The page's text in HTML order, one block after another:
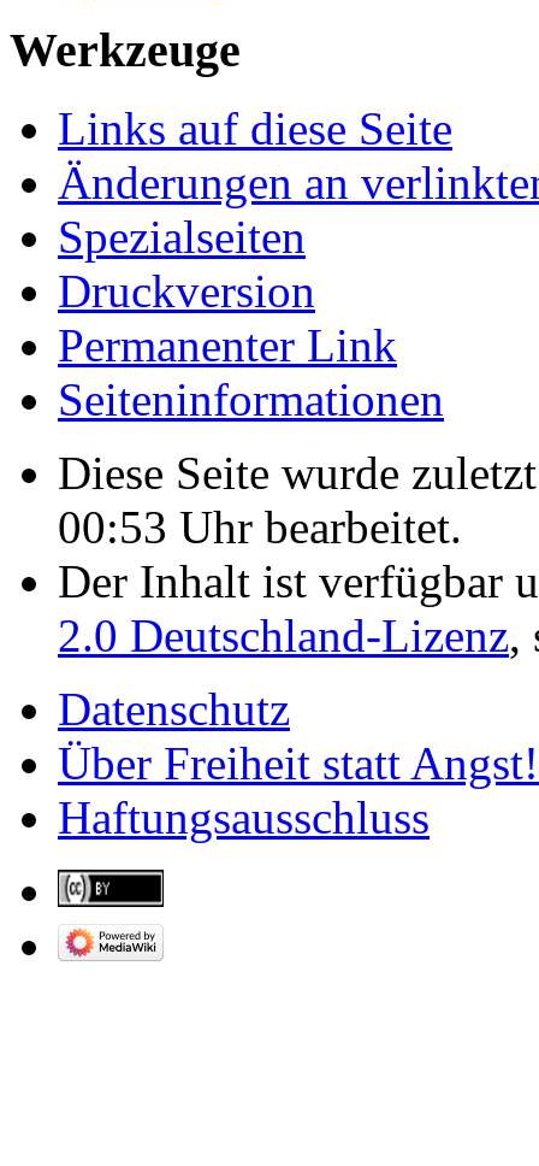
Werkzeuge
Links auf diese Seite
Änderungen an
Spezialseiten
Druckversion
Permanenter Link
Seiten­­informationen
Diese Seite wurde
00:53 Uhr bearbeitet.
Der Inhalt ist verfügbar
2.0 Deutschland-Lizenz,
Datenschutz
Über Freiheit statt Angst!
Haftungsausschluss